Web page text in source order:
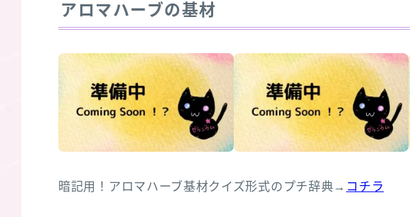
アロマハーブの基材
暗記用！アロマハーブ基材クイズ形式のプチ辞典→ コチラ